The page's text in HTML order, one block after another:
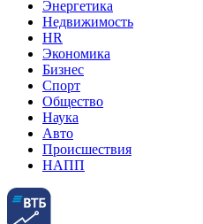
Энергетика
Недвижимость
HR
Экономика
Бизнес
Спорт
Общество
Наука
Авто
Происшествия
НАПП